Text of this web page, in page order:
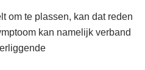
om te plassen, kan dat reden
kan namelijk verband